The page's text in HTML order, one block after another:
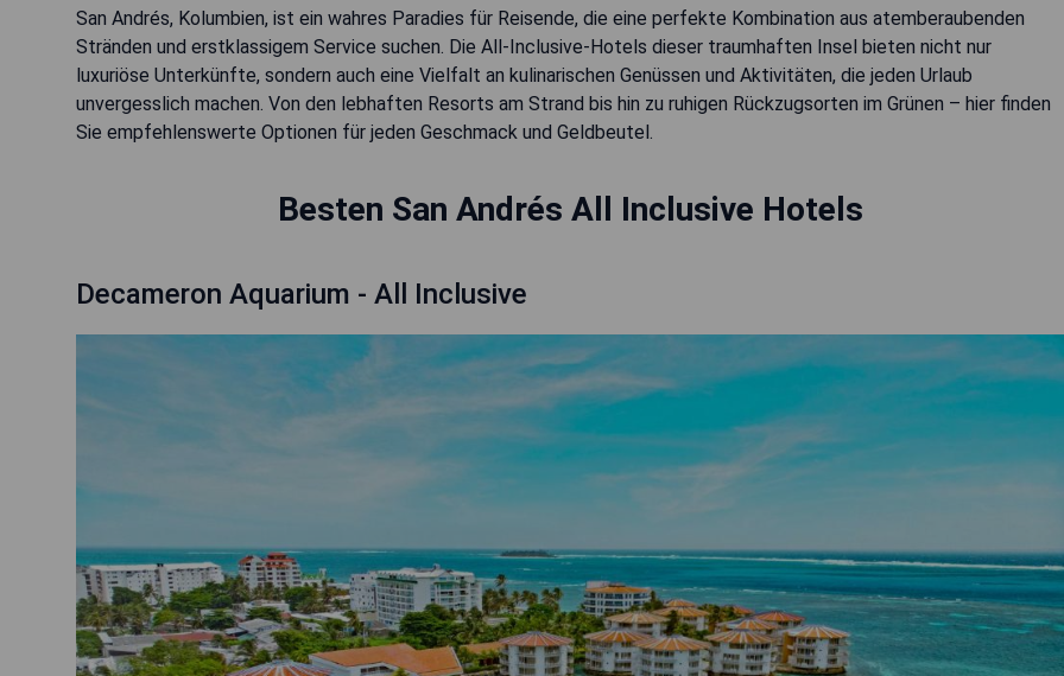
San Andrés, Kolumbien, ist ein wahres Paradies für Reisende, die eine perfekte Kombination aus atemberaubenden
Stränden und erstklassigem Service suchen. Die All-Inclusive-Hotels dieser traumhaften Insel bieten nicht nur
luxuriöse Unterkünfte, sondern auch eine Vielfalt an kulinarischen Genüssen und Aktivitäten, die jeden Urlaub
unvergesslich machen. Von den lebhaften Resorts am Strand bis hin zu ruhigen Rückzugsorten im Grünen – hier finden
Sie empfehlenswerte Optionen für jeden Geschmack und Geldbeutel.
Besten San Andrés All Inclusive Hotels
Decameron Aquarium - All Inclusive